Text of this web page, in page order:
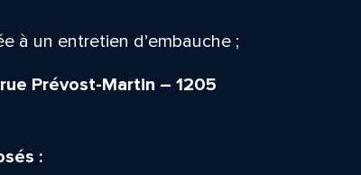
à un entretien d’embauche ;
Prévost-Martin – 1205
: